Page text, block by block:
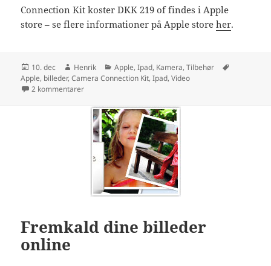
Connection Kit koster DKK 219 of findes i Apple
store – se flere informationer på Apple storeher.
Udgivet
i
10. dec Forfatter
Henrik Kategorier
Apple,Ipad, Kamera,Tilbehør
Apple, billeder,Camera Connection Kit,Ipad,Video
2 kommentarertil Overfør billeder til din iPad med camera connection
Fremkald dine billeder
online